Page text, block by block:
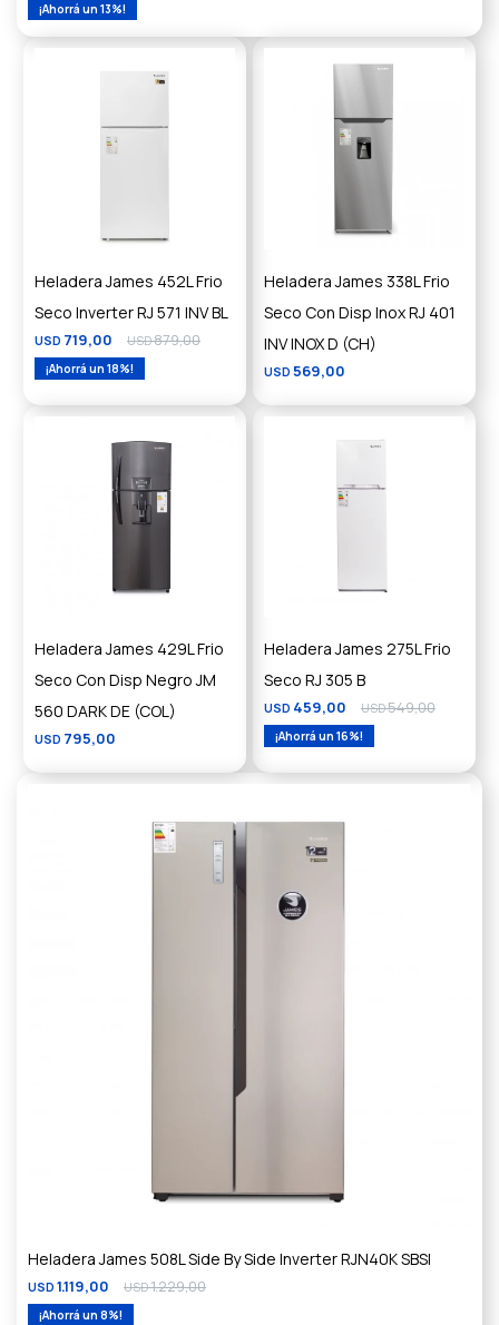
13
Heladera James 452L Frio
Seco Inverter RJ 571 INV BL
USD 719,00 USD879,00
18
Heladera James 338L Frio
Seco Con Disp Inox RJ 401
INV INOX D (CH)
USD 569,00
Heladera James 429L Frio
Seco Con Disp Negro JM
560 DARK DE (COL)
USD 795,00
Heladera James 275L Frio
Seco RJ 305 B
USD 459,00 USD549,00
16
Heladera James 508L Side By Side Inverter RJN40K SBSI
USD 1.119,00 USD1.229,00
8